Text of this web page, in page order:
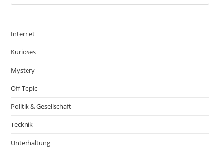
Internet
Kurioses
Mystery
Off Topic
Politik & Gesellschaft
Tecknik
Unterhaltung